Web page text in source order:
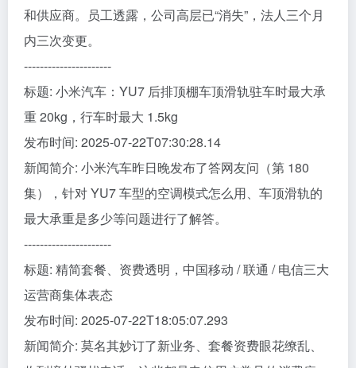
和供应商。员工透露，公司高层已“消失”，法人三个月
内三次变更。
----------------------
标题: 小米汽车：YU7 后排顶棚车顶滑轨驻车时最大承
重 20kg，行车时最大 1.5kg
发布时间: 2025-07-22T07:30:28.14
新闻简介: 小米汽车昨日晚发布了答网友问（第 180
集），针对 YU7 车型的空调模式怎么用、车顶滑轨的
最大承重是多少等问题进行了解答。
----------------------
标题: 精简套餐、资费透明，中国移动 / 联通 / 电信三大
运营商集体表态
发布时间: 2025-07-22T18:05:07.293
新闻简介: 莫名其妙订了新业务、套餐资费眼花缭乱、